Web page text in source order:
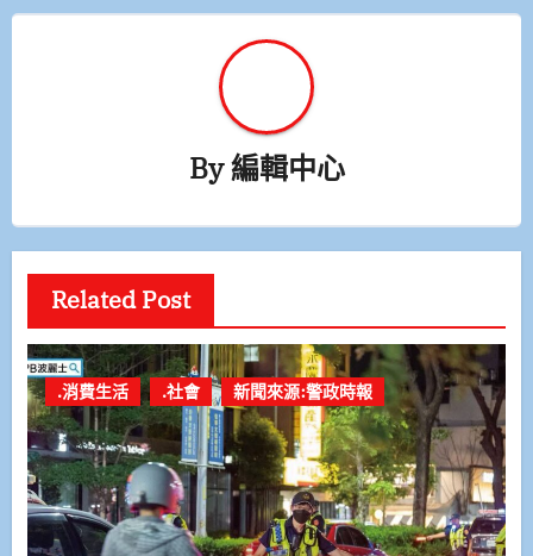
By編輯中心
Related Post
.消費生活 .社會 新聞來源:警政時報